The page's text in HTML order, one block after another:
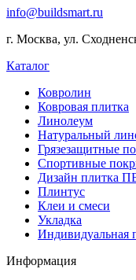
best
online
offering
wide
range
games
features.
info@buildsmart.ru
г. Москва, ул.
Каталог
Ковролин
Ковровая плитка
Линолеум
Натуральный
Грязезащитные
Спортивные
Дизайн плитка
Плинтус
Клеи и смеси
Укладка
Индивидуальная
Информация